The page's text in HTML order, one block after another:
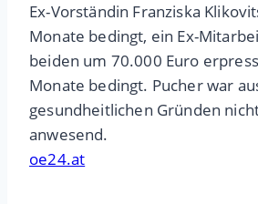
Ex-Vorständin Franziska
Monate bedingt, ein Ex-
beiden um 70.000 Euro
Monate bedingt. Pucher war
gesundheitlichen Gründen
anwesend.
oe24.at